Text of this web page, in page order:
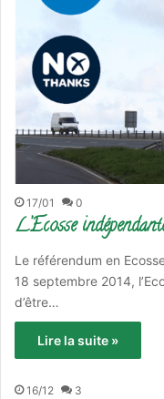
17/01 0
L’Ecosse
Le référendum en
18 septembre 2014,
d’être…
Lire la suite »
16/12 3